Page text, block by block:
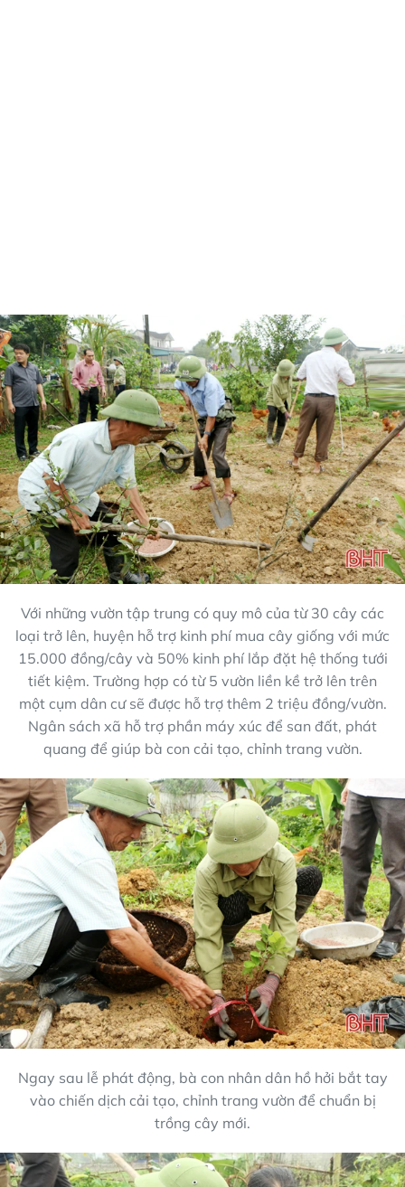
Với những vườn tập trung có quy mô của từ 30 cây các
loại trở lên, huyện hỗ trợ kinh phí mua cây giống với mức
15.000 đồng/cây và 50% kinh phí lắp đặt hệ thống tưới
tiết kiệm. Trường hợp có từ 5 vườn liền kề trở lên trên
một cụm dân cư sẽ được hỗ trợ thêm 2 triệu đồng/vườn.
Ngân sách xã hỗ trợ phần máy xúc để san đất, phát
quang để giúp bà con cải tạo, chỉnh trang vườn.
Ngay sau lễ phát động, bà con nhân dân hồ hởi bắt tay
vào chiến dịch cải tạo, chỉnh trang vườn để chuẩn bị
trồng cây mới.